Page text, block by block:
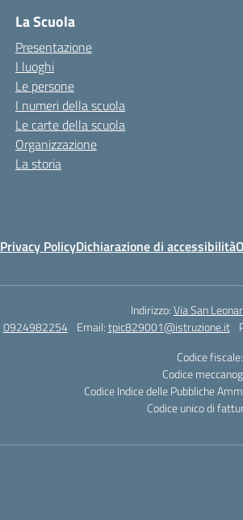
La Scuola
Presentazione
I luoghi
Le persone
I numeri della scuola
Le carte della scuola
Organizzazione
La storia
Privacy PolicyDichiarazione di accessibilità
Indirizzo:Via San
0924982254 Email:tpic829001@istruzione.it
Codice
Codice
Codice Indice delle Pubbliche
Codice unico di